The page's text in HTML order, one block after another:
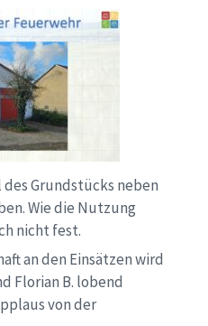
Grundstücks neben
Wie die Nutzung
nicht fest.
an den Einsätzen wird
Florian B. lobend
von der